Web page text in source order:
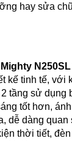
hay sửa
kế tinh tế, với
tầng sử dụng
tốt hơn,
dễ dàng quan
thời tiết,